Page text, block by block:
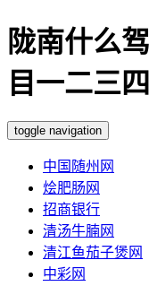
陇南什么
目一二三
toggle navigation
中国随州网
烩肥肠网
招商银行
清汤牛腩网
清江鱼茄子煲网
中彩网